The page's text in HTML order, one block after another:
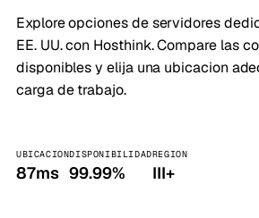
Explore opciones de servidores
EE. UU. con Hosthink. Compare las
disponibles y elija una ubicacion
carga de trabajo.
UBICACION
87ms
DISPONIBILIDAD
99.99%
REGION
III+